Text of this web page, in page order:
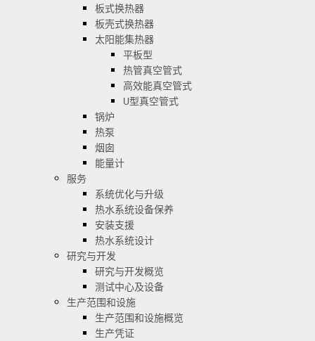
板式换热器
板壳式换热器
太阳能集热器
平板型
热管真空管式
高效能真空管式
U型真空管式
锅炉
热泵
烟囱
能量计
服务
系统优化与升级
热水系统设备保养
安装支援
热水系统设计
研究与开发
研究与开发概览
测试中心及设备
生产范围和设施
生产范围和设施概览
生产凭证